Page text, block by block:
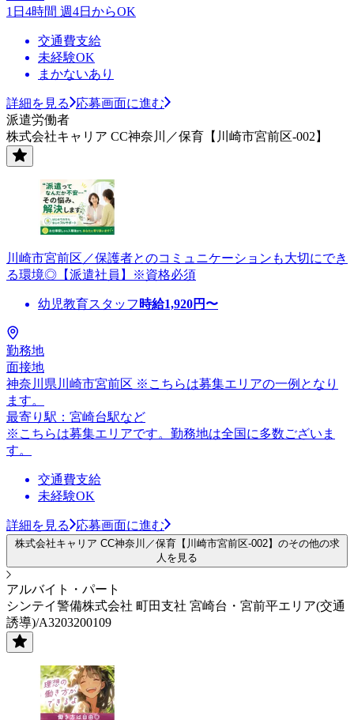
1日4時間 週4日からOK
交通費支給
未経験OK
まかないあり
詳細を見る
応募画面に進む
派遣労働者
株式会社キャリア CC神奈川／保育【川崎市宮前区-002】
川崎市宮前区／保護者とのコミュニケーションも大切にでき
る環境◎【派遣社員】※資格必須
幼児教育スタッフ 時給1,920円〜
勤務地
面接地
神奈川県川崎市宮前区 ※こちらは募集エリアの一例となり
ます。
最寄り駅：宮崎台駅など
※こちらは募集エリアです。勤務地は全国に多数ございま
す。
交通費支給
未経験OK
詳細を見る 応募画面に進む
株式会社キャリア CC神奈川／保育【川崎市宮前区-002】のその他の求
人を見る
アルバイト・パート
シンテイ警備株式会社 町田支社 宮崎台・宮前平エリア(交通
誘導)/A3203200109